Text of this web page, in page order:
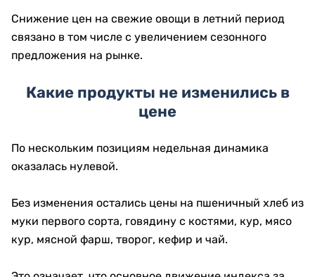
Снижение цен на свежие овощи в летний период
связано в том числе с увеличением сезонного
предложения на рынке.
Какие продукты не изменились в
цене
По нескольким позициям недельная динамика
оказалась нулевой.
Без изменения остались цены на пшеничный хлеб из
муки первого сорта, говядину с костями, кур, мясо
кур, мясной фарш, творог, кефир и чай.